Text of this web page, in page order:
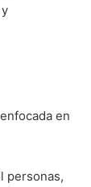
en
personas,